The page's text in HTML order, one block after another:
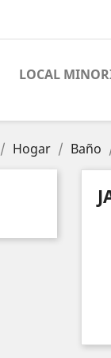
LOCAL
Hogar Baño